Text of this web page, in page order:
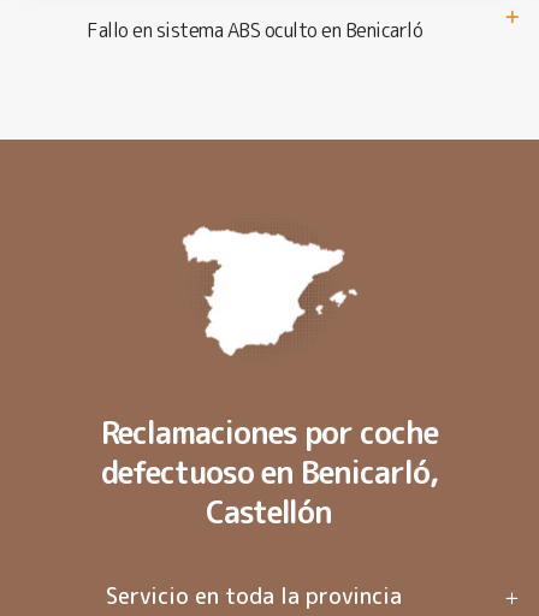
Fallo en sistema ABS oculto en Benicarló
Reclamaciones por coche
defectuoso en Benicarló,
Castellón
Servicio en toda la provincia